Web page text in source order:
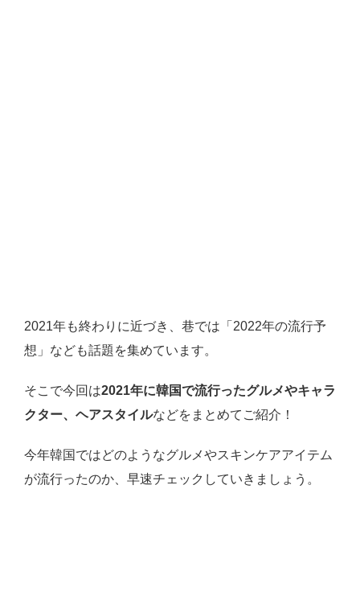
2021年も終わりに近づき、巷では「2022年の流行予
想」なども話題を集めています。
そこで今回は2021年に韓国で流行ったグルメやキャラ
クター、ヘアスタイルなどをまとめてご紹介！
今年韓国ではどのようなグルメやスキンケアアイテム
が流行ったのか、早速チェックしていきましょう。